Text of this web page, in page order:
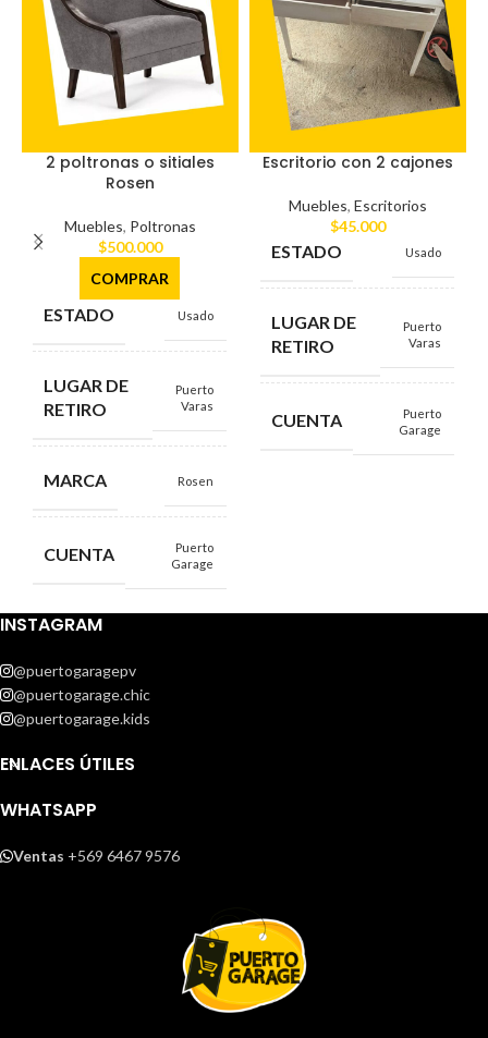
2 poltronas o sitiales
Rosen
Muebles, Poltronas
$500.000
COMPRAR
ESTADO Usado
LUGAR DE
RETIRO
Puerto
Varas
MARCA Rosen
CUENTA
Puerto
Garage
Escritorio con 2 cajones
Muebles, Escritorios
$45.000
ESTADO Usado
LUGAR DE
RETIRO
Puerto
Varas
CUENTA
Puerto
Garage
INSTAGRAM
@puertogaragepv
@puertogarage.chic
@puertogarage.kids
ENLACES ÚTILES
WHATSAPP
Ventas +569 6467 9576